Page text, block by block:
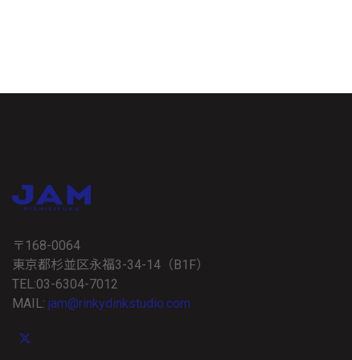
〒168-0064
東京都杉並区永福3-34-14（B1F）
TEL:03-6304-7012
MAIL: jam@rinkydinkstudio.com